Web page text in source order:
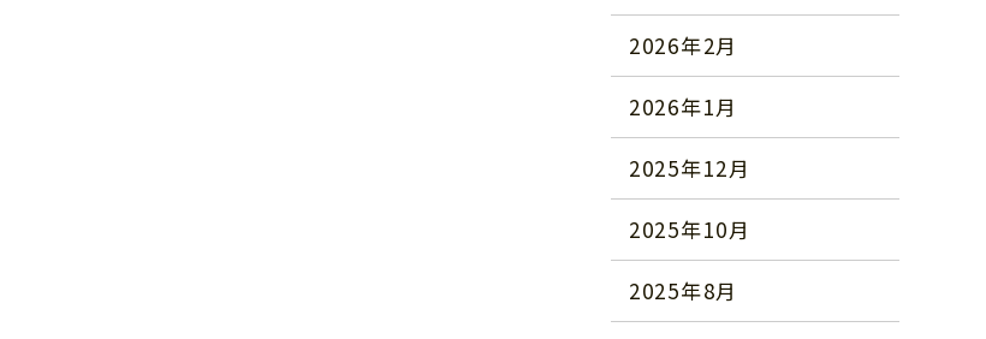
2026年2月
2026年1月
2025年12月
2025年10月
2025年8月